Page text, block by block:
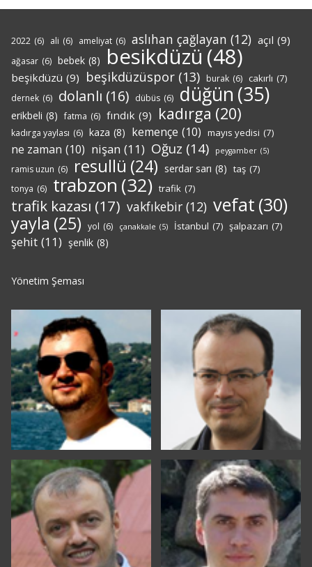
2022 (6) ali (6) ameliyat (6) aslıhan çağlayan (12) açıl (9)
ağasar (6) bebek (8) besikdüzü(48)
beşikdüzü (9) beşikdüzüspor (13) burak (6) cakırlı (7)
dernek (6) dolanlı (16) dübüs (6) düğün (35)
erikbeli (8) fatma (6) fındık (9) kadırga (20)
kadırga yaylası (6) kaza (8) kemençe (10) mayıs yedisi (7)
ne zaman (10) nişan (11) Oğuz (14) peygamber (5)
ramis uzun (6) resullü (24) serdar sarı (8) taş (7)
tonya (6) trabzon (32) trafik (7)
trafik kazası (17) vakfıkebir (12) vefat (30)
yayla (25) yol (6) çanakkale (5) İstanbul (7) şalpazarı (7)
şehit (11) şenlik (8)
Yönetim Şeması